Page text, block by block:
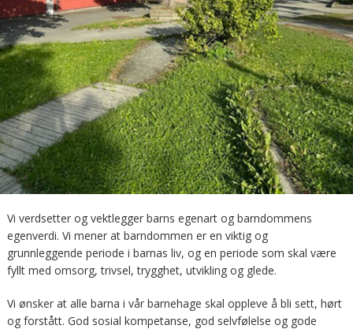
Vi verdsetter og vektlegger barns egenart og barndommens
egenverdi. Vi mener at barndommen er en viktig og
grunnleggende periode i barnas liv, og en periode som skal være
fyllt med omsorg, trivsel, trygghet, utvikling og glede.
Vi ønsker at alle barna i vår barnehage skal oppleve å bli sett, hørt
og forstått. God sosial kompetanse, god selvfølelse og gode